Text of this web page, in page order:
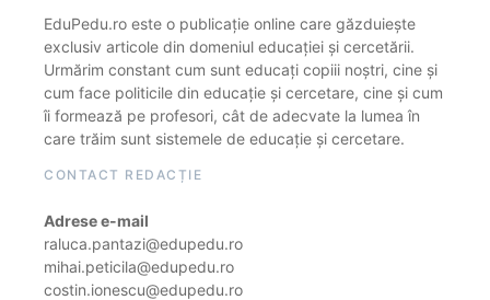
EduPedu.ro este o publicație online care găzduiește
exclusiv articole din domeniul educației și cercetării.
Urmărim constant cum sunt educați copiii noștri, cine și
cum face politicile din educație și cercetare, cine și cum
îi formează pe profesori, cât de adecvate la lumea în
care trăim sunt sistemele de educație și cercetare.
CONTACT REDACȚIE
Adrese e-mail
raluca.pantazi@edupedu.ro
mihai.peticila@edupedu.ro
costin.ionescu@edupedu.ro